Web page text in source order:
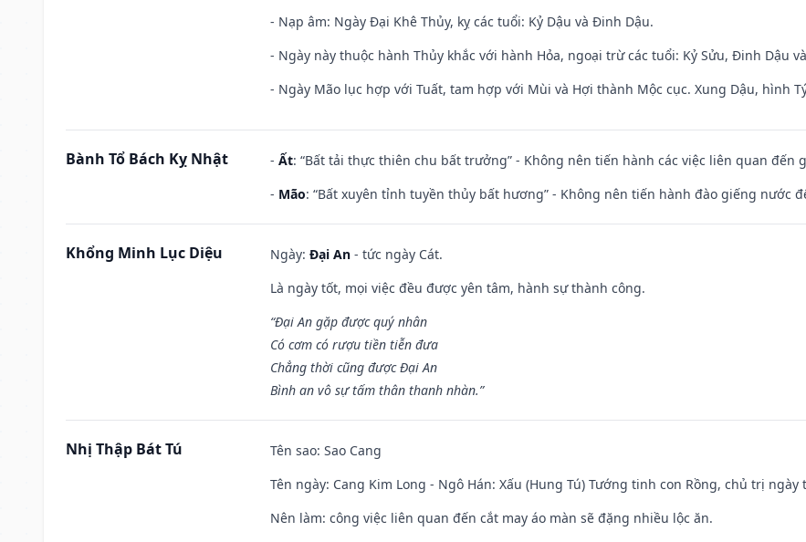
- Nạp âm: Ngày Đại Khê Thủy, kỵ các tuổi: Kỷ Dậu và Đinh Dậu.
- Ngày này thuộc hành Thủy khắc với hành Hỏa, ngoại trừ các tuổi: Kỷ Sửu, Đinh Dậu
- Ngày Mão lục hợp với Tuất, tam hợp với Mùi và Hợi thành Mộc cục. Xung Dậu, hình
Bành Tổ Bách Kỵ Nhật - Ất: “Bất tải thực thiên chu bất trưởng” - Không nên tiến hành các việc liên quan đến
- Mão: “Bất xuyên tỉnh tuyền thủy bất hương” - Không nên tiến hành đào giếng nước
Khổng Minh Lục Diệu Ngày: Đại An - tức ngày Cát.
Là ngày tốt, mọi việc đều được yên tâm, hành sự thành công.
“Đại An gặp được quý nhân
Có cơm có rượu tiền tiễn đưa
Chẳng thời cũng được Đại An
Bình an vô sự tấm thân thanh nhàn.”
Nhị Thập Bát Tú Tên sao: Sao Cang
Tên ngày: Cang Kim Long - Ngô Hán: Xấu (Hung Tú) Tướng tinh con Rồng, chủ trị ngày
Nên làm: công việc liên quan đến cắt may áo màn sẽ đặng nhiều lộc ăn.